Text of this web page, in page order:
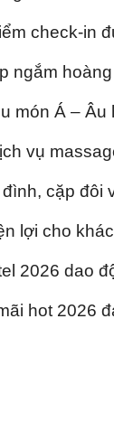
check-in
ngắm
món Á – Âu
vụ
cặp đôi
lợi cho
2026 dao
hot 2026